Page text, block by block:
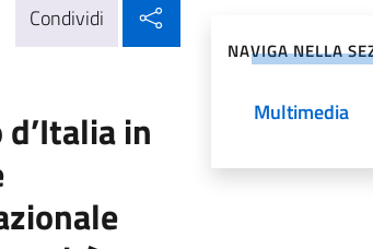
Condividi
in
NAVIGA NELLA
Multimedia